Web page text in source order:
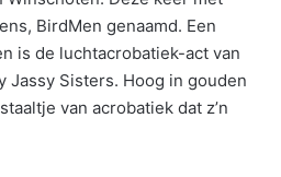
BirdMen genaamd. Een
is de luchtacrobatiek-act van
Jassy Sisters. Hoog in gouden
van acrobatiek dat z’n